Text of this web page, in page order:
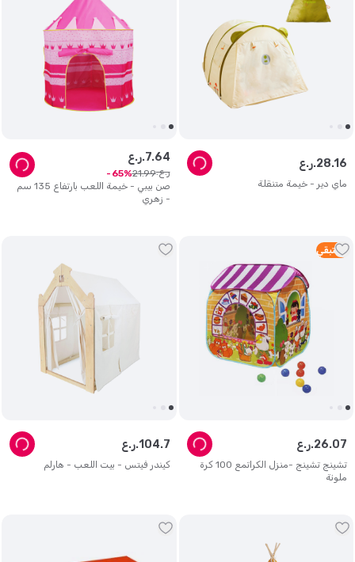
ماي دير - خيمة متنقلة
ر.ع.28.16
صن بيبي - خيمة اللعب بارتفاع 135 سم
- زهري
ر.ع.7.64
ر.ع. 21.99
65
5 متبقي
تشينج تشينج -منزل الكراتمع 100 كرة
ملونة
ر.ع.26.07
كيندر فيتس - بيت اللعب - هارلم
ر.ع.104.7